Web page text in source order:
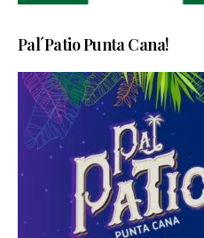
Pal´Patio Punta Cana!